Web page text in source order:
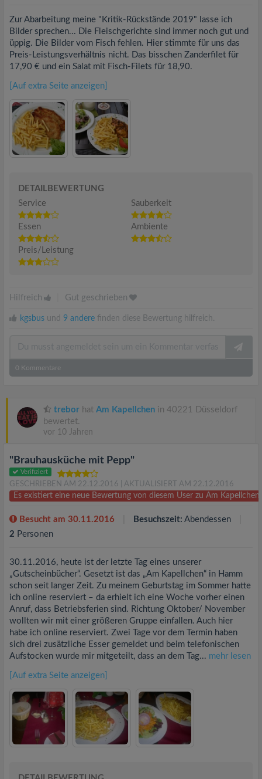
Zur Abarbeitung meine "Kritik-Rückstände 2019" lasse ich
Bilder sprechen... Die Fleischgerichte sind immer noch gut und
üppig. Die Bilder vom Fisch fehlen. Hier stimmte für uns das
Preis-Leistungsverhältnis nicht. Das bisschen Zanderfilet für
17,90 € und ein Salat mit Fisch-Filets für 18,90.
[Auf extra Seite anzeigen]
DETAILBEWERTUNG
Service
Sauberkeit
Essen Ambiente
Preis/Leistung
Hilfreich Gut geschrieben
kgsbus und 9 andere finden diese Bewertung hilfreich.
0 Kommentare
trebor hat Am Kapellchen in 40221 Düsseldorf
bewertet.
vor 10 Jahren
"Brauhausküche mit Pepp"
Verifiziert
GESCHRIEBEN AM 22.12.2016 | AKTUALISIERT AM 22.12.2016
Es existiert eine neue Bewertung von diesem User zu Am Kapellchen
Besucht am 30.11.2016 Besuchszeit: Abendessen
2 Personen
30.11.2016, heute ist der letzte Tag eines unserer
„Gutscheinbücher“. Gesetzt ist das „Am Kapellchen“ in Hamm
schon seit langer Zeit. Zu meinem Geburtstag im Sommer hatte
ich online reserviert – da erhielt ich eine Woche vorher einen
Anruf, dass Betriebsferien sind. Richtung Oktober/ November
wollten wir mit einer größeren Gruppe einfallen. Auch hier
habe ich online reserviert. Zwei Tage vor dem Termin haben
sich drei zusätzliche Esser gemeldet und beim telefonischen
Aufstocken wurde mir mitgeteilt, dass an dem Tag... mehr lesen
[Auf extra Seite anzeigen]